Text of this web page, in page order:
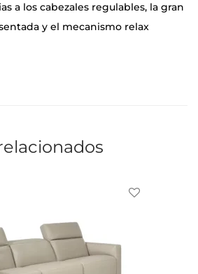
a los cabezales regulables, la gran
y el mecanismo relax